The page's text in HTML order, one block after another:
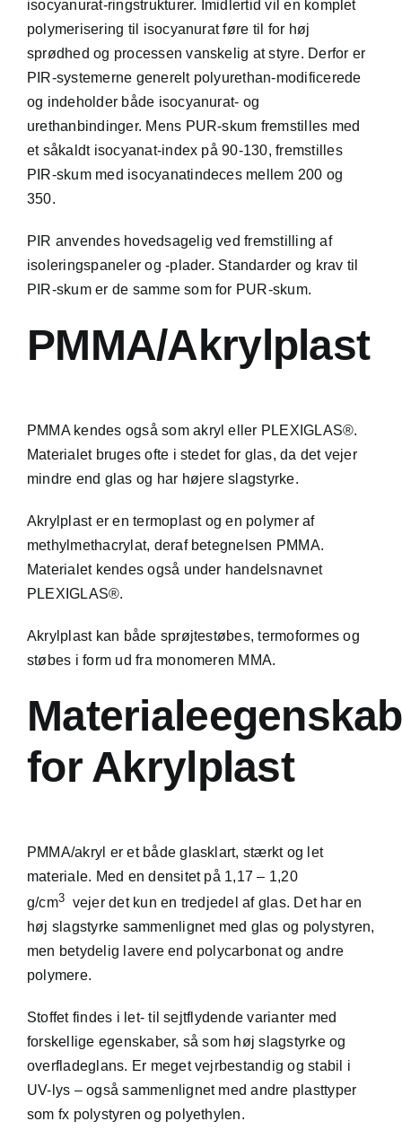
isocyanurat-ringstrukturer. Imidlertid vil en komplet
polymerisering til isocyanurat føre til for høj
sprødhed og processen vanskelig at styre. Derfor er
PIR-systemerne generelt polyurethan-modificerede
og indeholder både isocyanurat- og
urethanbindinger. Mens PUR-skum fremstilles med
et såkaldt isocyanat-index på 90-130, fremstilles
PIR-skum med isocyanatindeces mellem 200 og
350.
PIR anvendes hovedsagelig ved fremstilling af
isoleringspaneler og -plader. Standarder og krav til
PIR-skum er de samme som for PUR-skum.
PMMA/Akrylplast
PMMA kendes også som akryl eller PLEXIGLAS®.
Materialet bruges ofte i stedet for glas, da det vejer
mindre end glas og har højere slagstyrke.
Akrylplast er entermoplastog en polymeraf
methylmethacrylat, deraf betegnelsen PMMA.
Materialet kendes også under handelsnavnet
PLEXIGLAS®.
Akrylplast kan både sprøjtestøbes,termoformes og
støbes i form ud fra monomeren MMA.
for Akrylplast
PMMA/akryl er et både glasklart, stærkt og let
materiale. Med en densitet på 1,17 – 1,20
g/cm3 vejer det kun en tredjedel af glas. Det har en
høj slagstyrke sammenlignet med glas og polystyren,
men betydelig lavere end polycarbonat og andre
polymere.
Stoffet findes i let- til sejtflydende varianter med
forskellige egenskaber, så som høj slagstyrke og
overfladeglans. Er meget vejrbestandig og stabil i
UV-lys – også sammenlignet med andre plasttyper
som fx polystyren og polyethylen.